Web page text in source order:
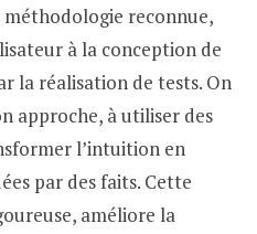
méthodologie reconnue,
à la conception de
la réalisation de tests. On
approche, à utiliser des
l’intuition en
par des faits. Cette
améliore la